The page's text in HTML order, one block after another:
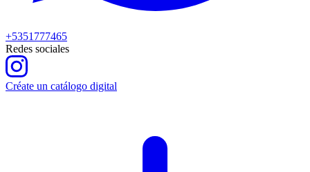
+5351777465
Redes sociales
Créate un catálogo digital